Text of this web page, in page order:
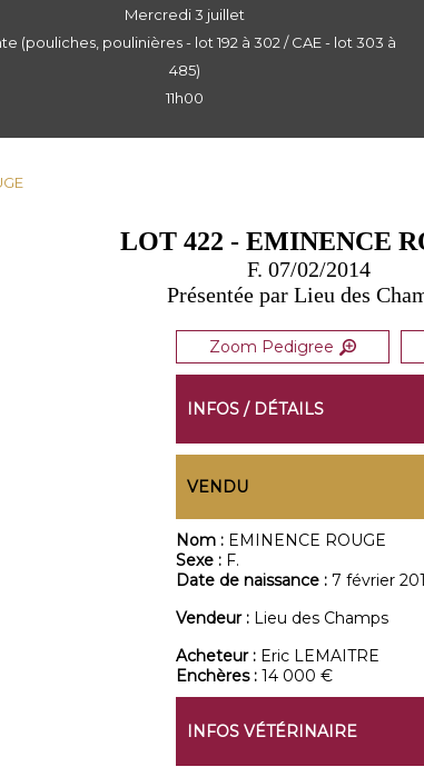
Mercredi 3 juillet
(pouliches, poulinières - lot 192 à 302 / CAE - lot 303 à
485)
11h00
LOT 422 - EMINENCE
F. 07/02/2014
Présentée par Lieu des
Zoom Pedigree
INFOS / DÉTAILS
VENDU
Nom : EMINENCE ROUGE
Sexe : F.
Date de naissance : 7 février
Vendeur : Lieu des Champs
Acheteur : Eric LEMAITRE
Enchères : 14 000 €
INFOS VÉTÉRINAIRE